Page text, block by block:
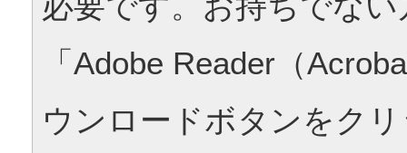
「Adobe Reader（
ウンロードボタンをク